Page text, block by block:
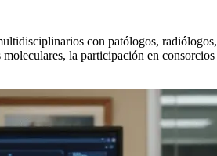
con patólogos, radiólogos,
la participación en consorcios